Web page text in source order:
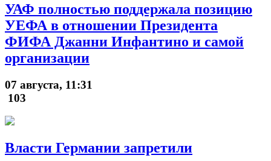
УАФ полностью поддержала позицию
УЕФА в отношении Президента
ФИФА Джанни Инфантино и самой
организации
07 августа, 11:31
103
Власти Германии запретили